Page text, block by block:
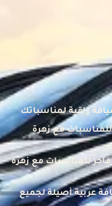
راقية لمناسباتك
للمناسبات مع زهرة
للمناسبات مع زهرة
عربية أصيلة لجميع